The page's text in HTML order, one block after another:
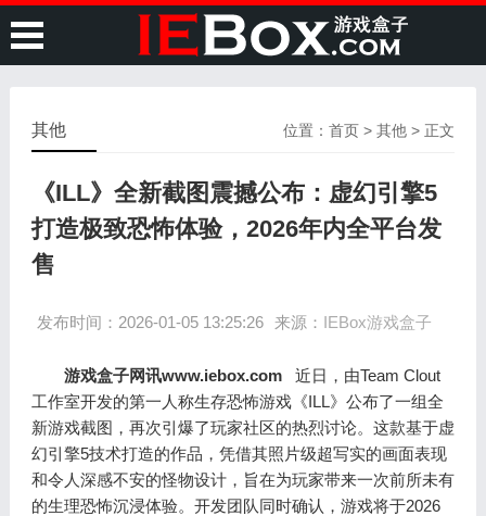
位置：首页 >其他 > 正文
其他
《ILL》全新截图震撼公布：虚幻引擎5
打造极致恐怖体验，2026年内全平台发
售
发布时间：2026-01-05 13:25:26 来源： IEBox游戏盒子
游戏盒子网讯www.iebox.com 近日，由Team Clout
工作室开发的第一人称生存恐怖游戏《ILL》公布了一组全
新游戏截图，再次引爆了玩家社区的热烈讨论。这款基于虚
幻引擎5技术打造的作品，凭借其照片级超写实的画面表现
和令人深感不安的怪物设计，旨在为玩家带来一次前所未有
的生理恐怖沉浸体验。开发团队同时确认，游戏将于2026